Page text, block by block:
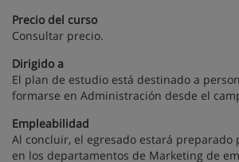
Precio del curso
Consultar precio.
Dirigido a
El plan de estudio está destinado a
formarse en Administración desde el
Empleabilidad
Al concluir, el egresado estará preparado
en los departamentos de Marketing de